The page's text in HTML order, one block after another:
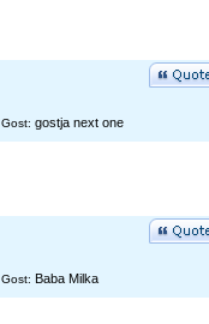
Gost: gostja next one
Gost: Baba Milka